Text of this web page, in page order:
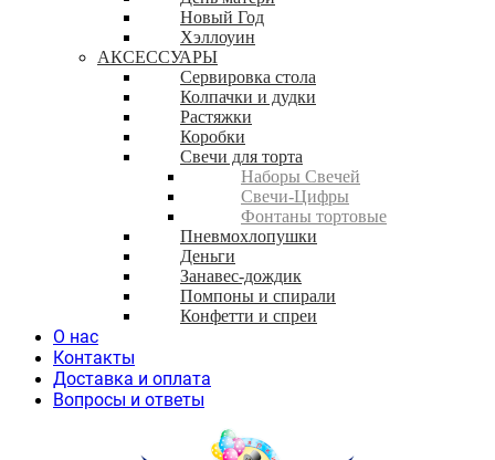
Новый Год
Хэллоуин
АКСЕССУАРЫ
Сервировка стола
Колпачки и дудки
Растяжки
Коробки
Свечи для торта
Наборы Свечей
Свечи-Цифры
Фонтаны тортовые
Пневмохлопушки
Деньги
Занавес-дождик
Помпоны и спирали
Конфетти и спреи
О нас
Контакты
Доставка и оплата
Вопросы и ответы